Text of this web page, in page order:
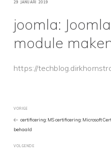
GEPLAATST
29 JANUARI 2019
joomla:
module
https://
Bericht
navigatie
Vorig
bericht
VORIGE
certificering: MS certificering: Microsoft
behaald
Volgend
VOLGENDE